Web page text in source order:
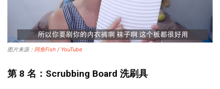
图片来源： 阿鱼Fish / YouTube
第 8 名：Scrubbing Board 洗刷具